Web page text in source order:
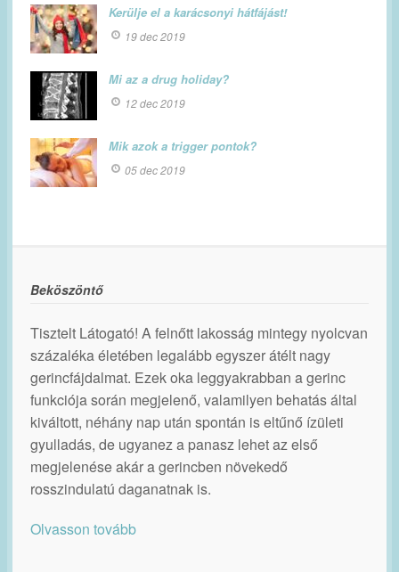
Kerülje el a karácsonyi hátfájást!
19 dec 2019
Mi az a drug holiday?
12 dec 2019
Mik azok a trigger pontok?
05 dec 2019
Beköszöntő
Tisztelt Látogató! A felnőtt lakosság mintegy nyolcvan
százaléka életében legalább egyszer átélt nagy
gerincfájdalmat. Ezek oka leggyakrabban a gerinc
funkciója során megjelenő, valamilyen behatás által
kiváltott, néhány nap után spontán is eltűnő ízületi
gyulladás, de ugyanez a panasz lehet az első
megjelenése akár a gerincben növekedő
rosszindulatú daganatnak is.
Olvasson tovább